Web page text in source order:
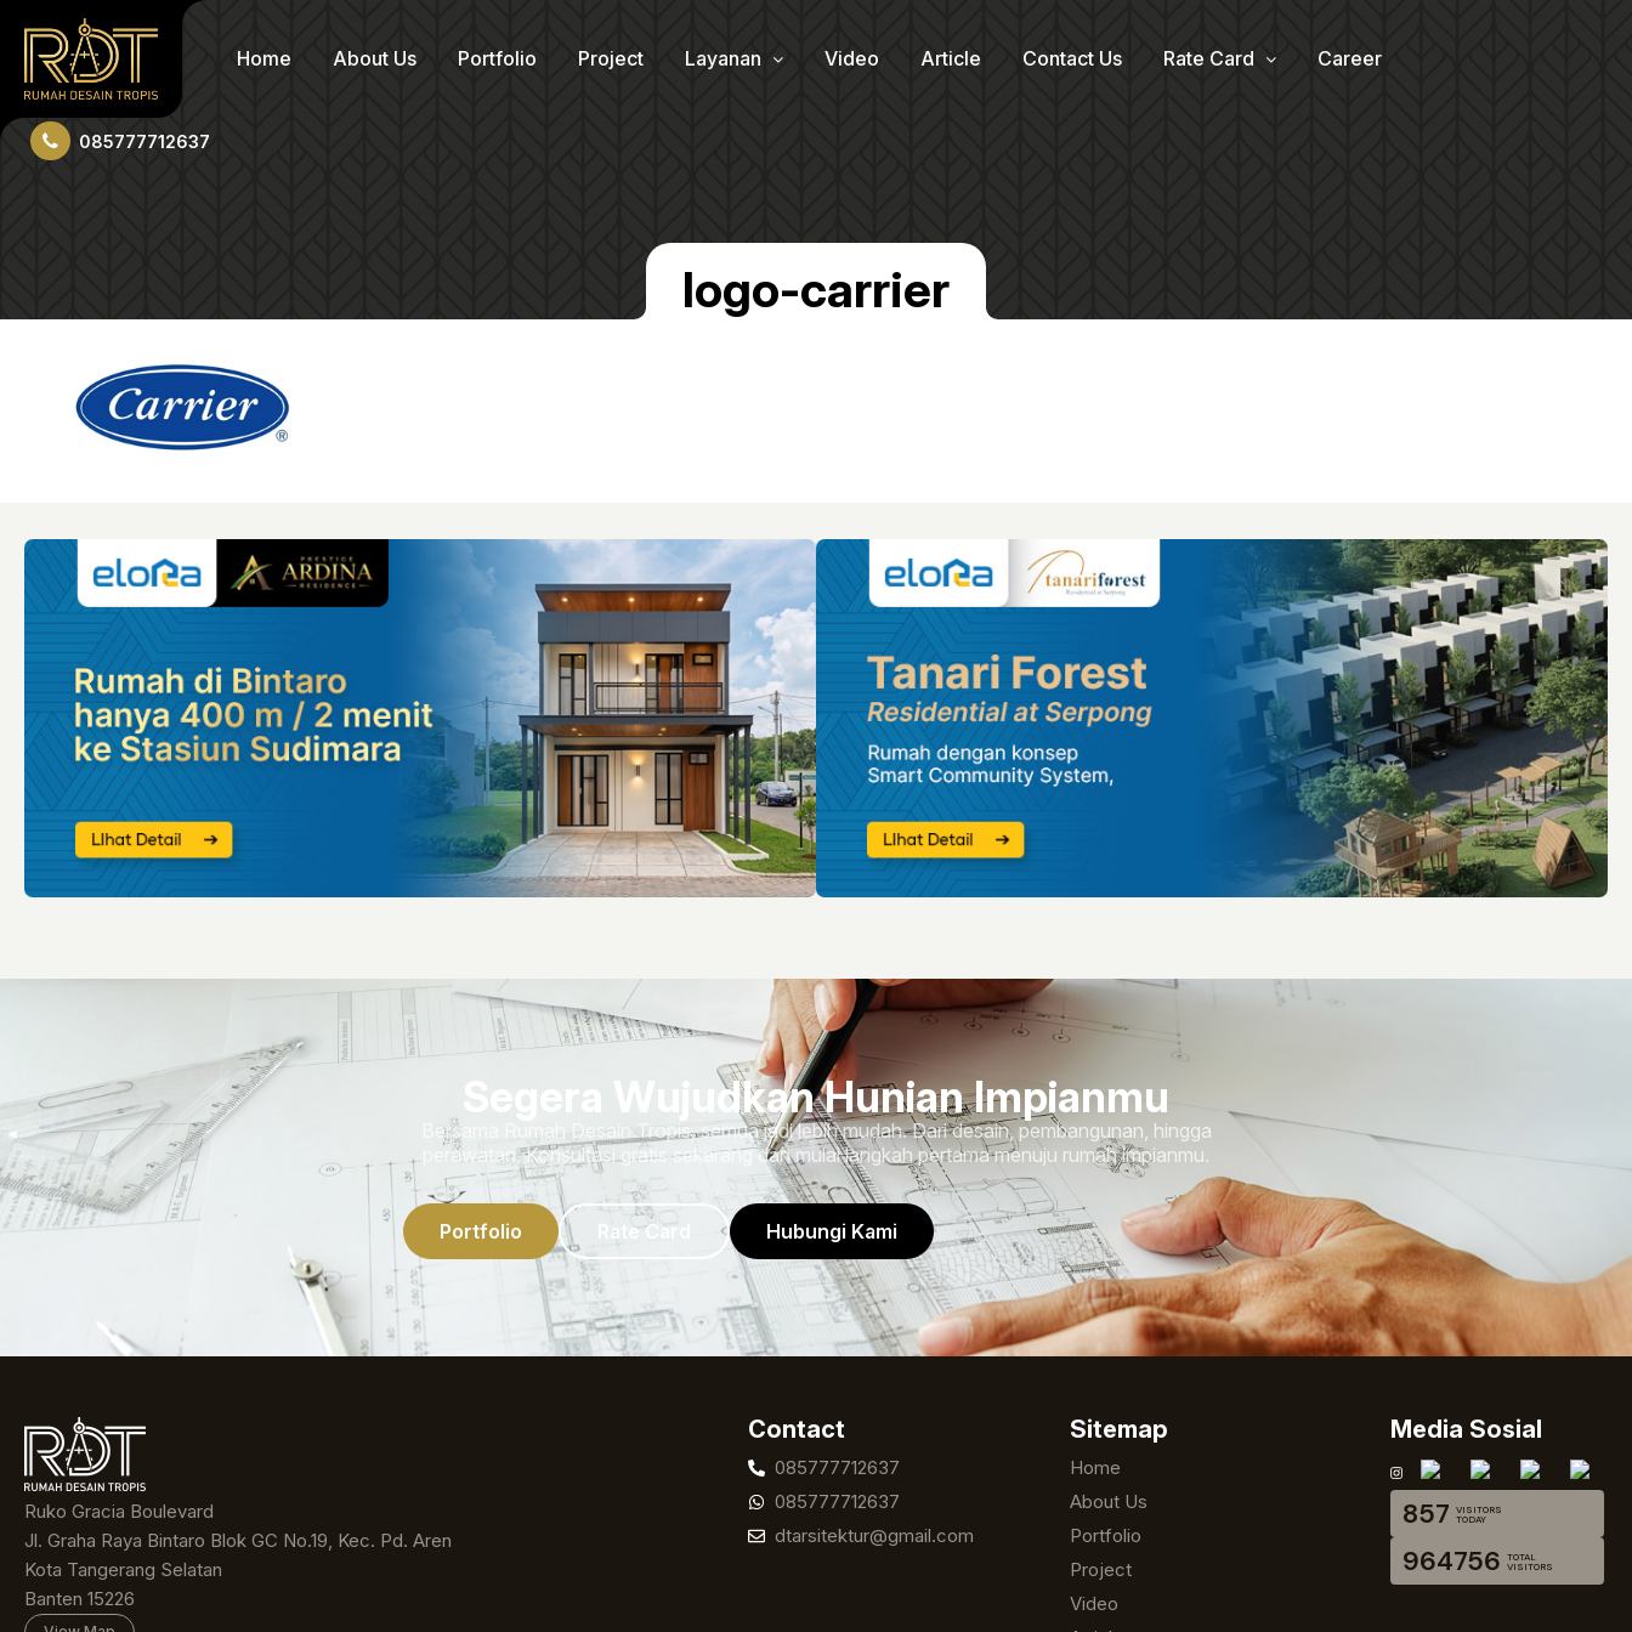
Home About Us Portfolio Project Layanan Video Article Contact Us Rate Card Career
085777712637
logo-carrier
Segera Wujudkan Hunian Impianmu
Bersama Rumah Desain Tropis, semua jadi lebih mudah. Dari desain, pembangunan, hingga
perawatan. Konsultasi gratis sekarang dan mulai langkah pertama menuju rumah impianmu.
Portfolio Rate Card Hubungi Kami
Ruko Gracia Boulevard
Jl. Graha Raya Bintaro Blok GC No.19, Kec. Pd. Aren
Kota Tangerang Selatan
Banten 15226
Contact
085777712637
085777712637
dtarsitektur@gmail.com
Sitemap
Home
About Us
Portfolio
Project
Video
Media Sosial
857
VISITORS
TODAY
964756
TOTAL
VISITORS